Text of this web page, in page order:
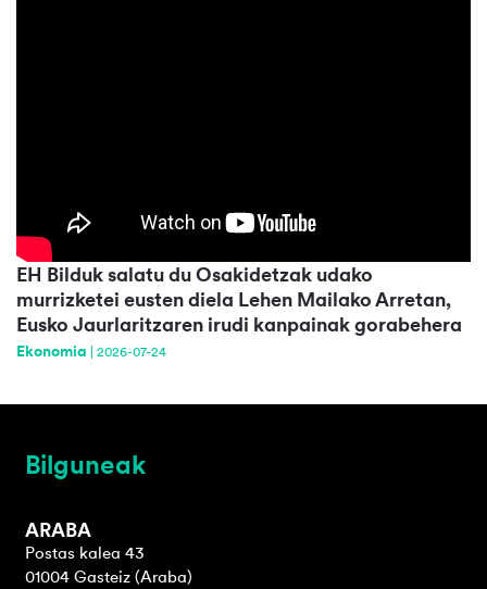
EH Bilduk salatu du Osakidetzak udako
murrizketei eusten diela Lehen Mailako Arretan,
Eusko Jaurlaritzaren irudi kanpainak gorabehera
Ekonomia 2026-07-24
Bilguneak
ARABA
Postas kalea 43
01004 Gasteiz (Araba)